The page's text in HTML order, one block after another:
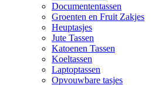
Documententassen
Groenten en Fruit Zakjes
Heuptasjes
Jute Tassen
Katoenen Tassen
Koeltassen
Laptoptassen
Opvouwbare tasjes